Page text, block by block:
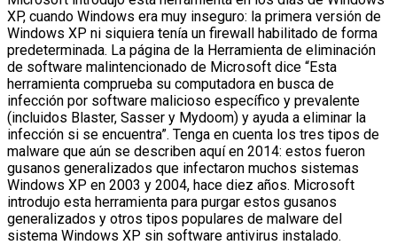
XP, cuando Windows era muy inseguro: la primera versión de
Windows XP ni siquiera tenía un firewall habilitado de forma
predeterminada. La página de la Herramienta de eliminación
de software malintencionado de Microsoft dice “Esta
herramienta comprueba su computadora en busca de
infección por software malicioso específico y prevalente
(incluidos Blaster, Sasser y Mydoom) y ayuda a eliminar la
infección si se encuentra”. Tenga en cuenta los tres tipos de
malware que aún se describen aquí en 2014: estos fueron
gusanos generalizados que infectaron muchos sistemas
Windows XP en 2003 y 2004, hace diez años. Microsoft
introdujo esta herramienta para purgar estos gusanos
generalizados y otros tipos populares de malware del
sistema Windows XP sin software antivirus instalado.